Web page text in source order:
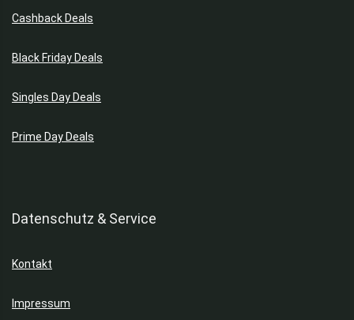
Cashback Deals
Black Friday Deals
Singles Day Deals
Prime Day Deals
Datenschutz & Service
Kontakt
Impressum